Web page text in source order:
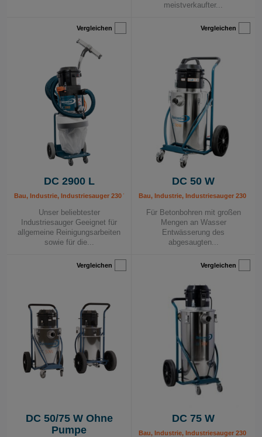
meistverkaufter...
Vergleichen
DC 2900 L
Bau, Industrie, Industriesauger 230 V, Mobile Absauggeräte, Quarzstaub -
Unser beliebtester
Industriesauger Geeignet für
allgemeine Reinigungsarbeiten
sowie für die...
Vergleichen
DC 50 W
Bau, Industrie, Industriesauger 230 V,
Für Betonbohren mit großen
Mengen an Wasser
Entwässerung des
abgesaugten...
Vergleichen
DC 50/75 W Ohne
Pumpe
Vergleichen
DC 75 W
Bau, Industrie, Industriesauger 230 V,